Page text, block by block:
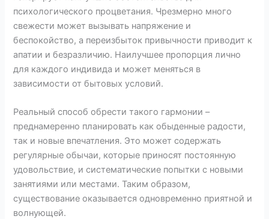
психологического процветания. Чрезмерно много
свежести может вызывать напряжение и
беспокойство, а переизбыток привычности приводит к
апатии и безразличию. Наилучшее пропорция лично
для каждого индивида и может меняться в
зависимости от бытовых условий.
Реальный способ обрести такого гармонии –
преднамеренно планировать как обыденные радости,
так и новые впечатления. Это может содержать
регулярные обычаи, которые приносят постоянную
удовольствие, и систематические попытки с новыми
занятиями или местами. Таким образом,
существование оказывается одновременно приятной и
волнующей.